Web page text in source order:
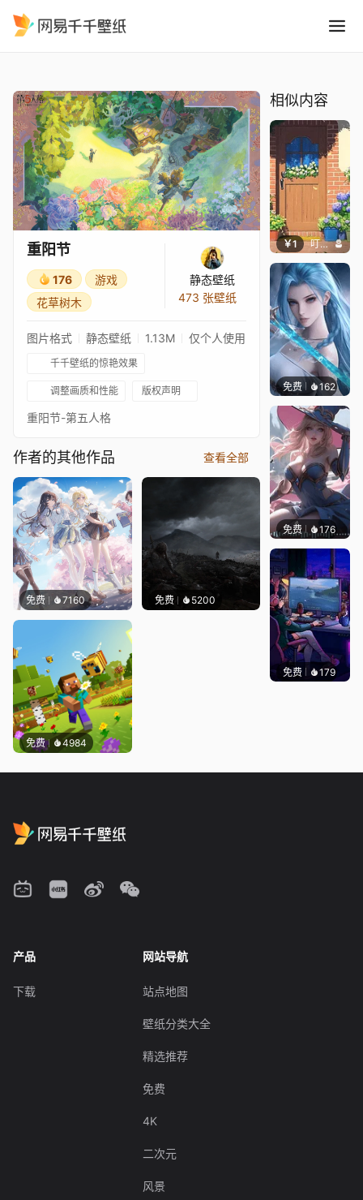
重阳节
176
游戏
花草树木
静态壁纸
473 张壁纸
图片格式 静态壁纸 1.13M 仅个人使用
千千壁纸的惊艳效果
调整画质和性能 版权声明
重阳节-第五人格
作者的其他作品 查看全部
免费 7160 免费 5200
免费 4984
相似内容
￥1 叮叮当当
免费 162好看
免费 176｡
免费 179
产品
下载
网站导航
站点地图
壁纸分类大全
精选推荐
免费
4K
二次元
风景